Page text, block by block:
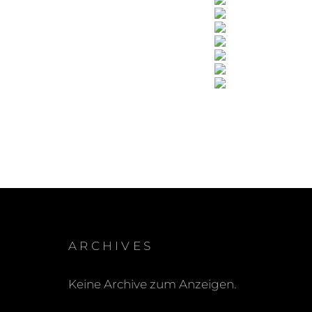
ARCHIVES
Keine Archive zum Anzeigen.